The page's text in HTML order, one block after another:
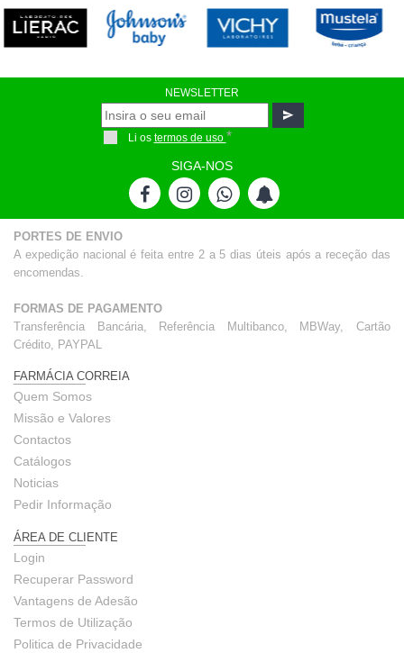
NEWSLETTER
Li os termos de uso *
SIGA-NOS
PORTES DE ENVIO
A expedição nacional é feita entre 2 a 5 dias úteis após a receção das
encomendas.
FORMAS DE PAGAMENTO
Transferência Bancária, Referência Multibanco, MBWay, Cartão
Crédito, PAYPAL
FARMÁCIA CORREIA
Quem Somos
Missão e Valores
Contactos
Catálogos
Noticias
Pedir Informação
ÁREA DE CLIENTE
Login
Recuperar Password
Vantagens de Adesão
Termos de Utilização
Politica de Privacidade